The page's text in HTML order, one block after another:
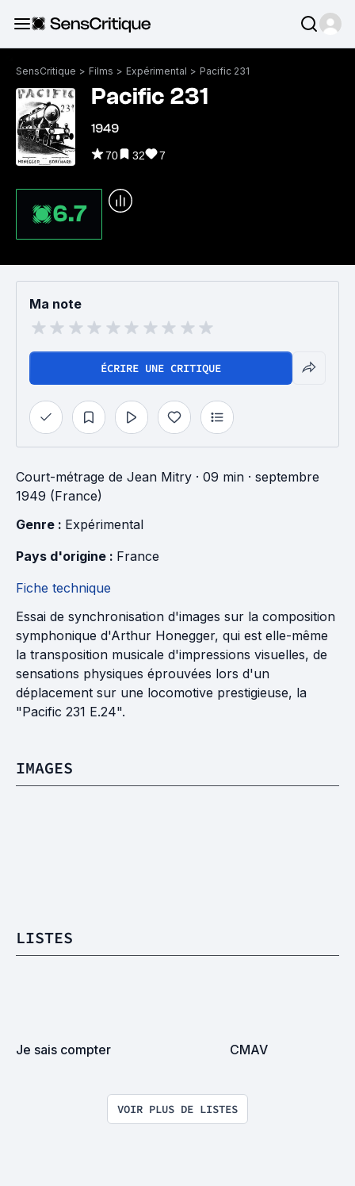
SensCritique > Films > Expérimental > Pacific 231
Pacific 231
1949
70 32 7
6.7
Ma note
ÉCRIRE UNE CRITIQUE
Court-métrage de Jean Mitry · 09 min · septembre
1949 (France)
Genre : Expérimental
Pays d'origine : France
Fiche technique
Essai de synchronisation d'images sur la composition
symphonique d'Arthur Honegger, qui est elle-même
la transposition musicale d'impressions visuelles, de
sensations physiques éprouvées lors d'un
déplacement sur une locomotive prestigieuse, la
"Pacific 231 E.24".
IMAGES
LISTES
Je sais compter CMAV
VOIR PLUS DE LISTES